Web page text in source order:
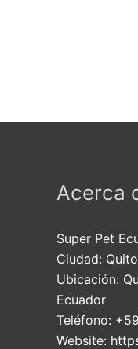
Acerca
Super Pet
Ciudad: Quito
Ubicación:
Ecuador
Teléfono:
Website: